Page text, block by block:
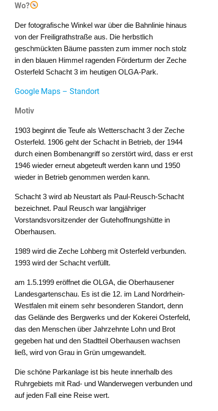
Wo?
Der fotografische Winkel war über die Bahnlinie hinaus
von der Freiligrathstraße aus. Die herbstlich
geschmückten Bäume passten zum immer noch stolz
in den blauen Himmel ragenden Förderturm der Zeche
Osterfeld Schacht 3 im heutigen OLGA-Park.
Google Maps – Standort
Motiv
1903 beginnt die Teufe als Wetterschacht 3 der Zeche
Osterfeld. 1906 geht der Schacht in Betrieb, der 1944
durch einen Bombenangriff so zerstört wird, dass er erst
1946 wieder erneut abgeteuft werden kann und 1950
wieder in Betrieb genommen werden kann.
Schacht 3 wird ab Neustart als Paul-Reusch-Schacht
bezeichnet. Paul Reusch war langjähriger
Vorstandsvorsitzender der Gutehoffnungshütte in
Oberhausen.
1989 wird die Zeche Lohberg mit Osterfeld verbunden.
1993 wird der Schacht verfüllt.
am 1.5.1999 eröffnet die OLGA, die Oberhausener
Landesgartenschau. Es ist die 12. im Land Nordrhein-
Westfalen mit einem sehr besonderen Standort, denn
das Gelände des Bergwerks und der Kokerei Osterfeld,
das den Menschen über Jahrzehnte Lohn und Brot
gegeben hat und den Stadtteil Oberhausen wachsen
ließ, wird von Grau in Grün umgewandelt.
Die schöne Parkanlage ist bis heute innerhalb des
Ruhrgebiets mit Rad- und Wanderwegen verbunden und
auf jeden Fall eine Reise wert.